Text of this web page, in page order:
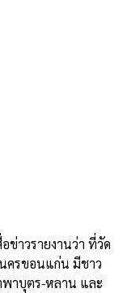
ข่าวรายงานว่า ที่วัด
ครขอนแก่น มีชาว
าบุตร-หลาน และ